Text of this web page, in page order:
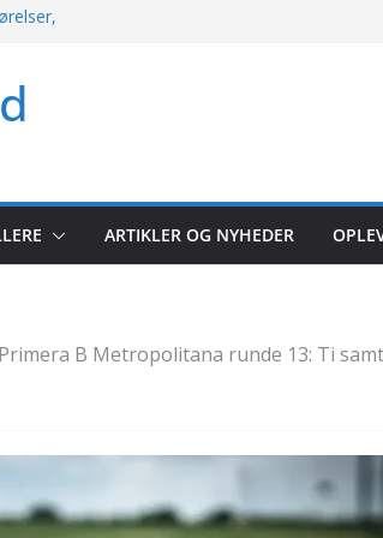
og mere
kampoversigt
Hele runden
2026
ARTIKLER OG NYHEDER
Primera B Metropolitana runde 13: Ti